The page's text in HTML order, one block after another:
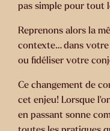
pas simple pour tout
Reprenons alors la
contexte… dans
ou fidéliser votre
Ce changement de
cet enjeu! Lorsque
en passant sonne